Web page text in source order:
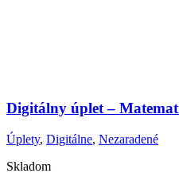
Digitálny úplet –
Úplety, Digitálne, Nezaradené
Skladom